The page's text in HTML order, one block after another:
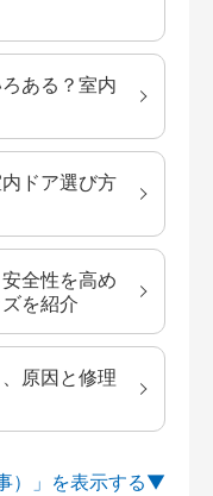
ある？室内
ドア選び方
全性を高め
を紹介
原因と修理
）」を